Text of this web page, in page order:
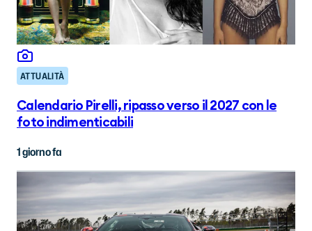
ATTUALITÀ
Calendario Pirelli, ripasso verso il 2027 con le
foto indimenticabili
1 giorno fa